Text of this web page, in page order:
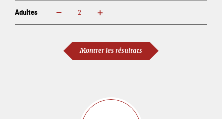
Adultes Augmenter Réduire
Montrer les résultats